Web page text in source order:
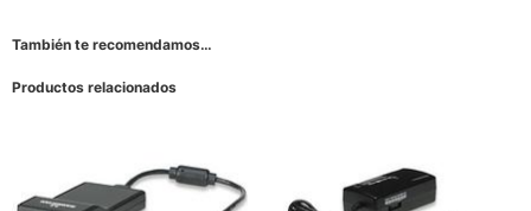
También te recomendamos…
Productos relacionados